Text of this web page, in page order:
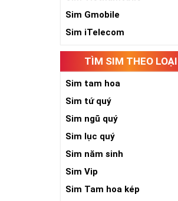
Sim Gmobile
Sim iTelecom
TÌM SIM THEO LOẠI
Sim tam hoa
Sim tứ quý
Sim ngũ quý
Sim lục quý
Sim năm sinh
Sim Vip
Sim Tam hoa kép